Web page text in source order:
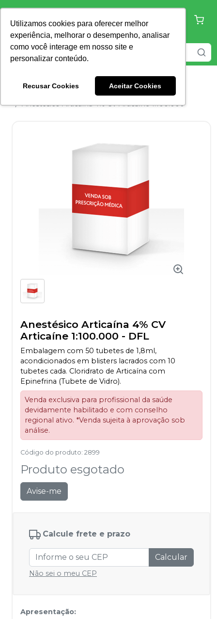
Utilizamos cookies para oferecer melhor
experiência, melhorar o desempenho, analisar
como você interage em nosso site e
personalizar conteúdo.
Recusar Cookies Aceitar Cookies
Anestésico Injetável
Anestésico Articaína 4% CV Articaíne 1:100.000
Anestésico Articaína 4% CV
Articaíne 1:100.000 - DFL
Embalagem com 50 tubetes de 1,8ml,
acondicionados em blisters lacrados com 10
tubetes cada. Cloridrato de Articaína com
Epinefrina (Tubete de Vidro).
Venda exclusiva para profissional da saúde
devidamente habilitado e com conselho
regional ativo. *Venda sujeita à aprovação sob
análise.
Código do produto: 2899
Produto esgotado
Avise-me
Calcule frete e prazo
Calcular
Não sei o meu CEP
Apresentação: